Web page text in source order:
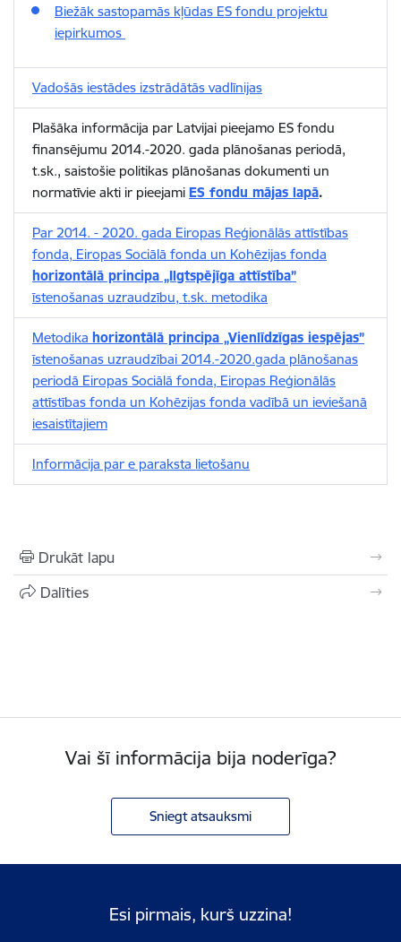
Biežāk sastopamās kļūdas ES fondu projektu
iepirkumos
Vadošās iestādes izstrādātās vadlīnijas
Plašāka informācija par Latvijai pieejamo ES fondu
finansējumu 2014.-2020. gada plānošanas periodā,
t.sk., saistošie politikas plānošanas dokumenti un
normatīvie akti ir pieejami ES fondu mājas lapā.
Par 2014. - 2020. gada Eiropas Reģionālās attīstības
fonda, Eiropas Sociālā fonda un Kohēzijas fonda
horizontālā principa „Ilgtspējīga attīstība”
īstenošanas uzraudzību, t.sk. metodika
Metodika horizontālā principa „Vienlīdzīgas iespējas”
īstenošanas uzraudzībai 2014.-2020.gada plānošanas
periodā Eiropas Sociālā fonda, Eiropas Reģionālās
attīstības fonda un Kohēzijas fonda vadībā un ieviešanā
iesaistītajiem
Informācija par e paraksta lietošanu
Drukāt lapu
Dalīties
Vai šī informācija bija noderīga?
Sniegt atsauksmi
Esi pirmais, kurš uzzina!